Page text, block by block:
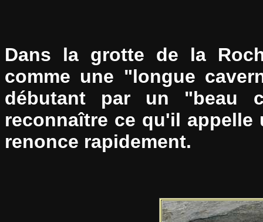
Dans la grotte de la
comme une "longue
débutant par un "beau
reconnaître ce qu'il
renonce rapidement.